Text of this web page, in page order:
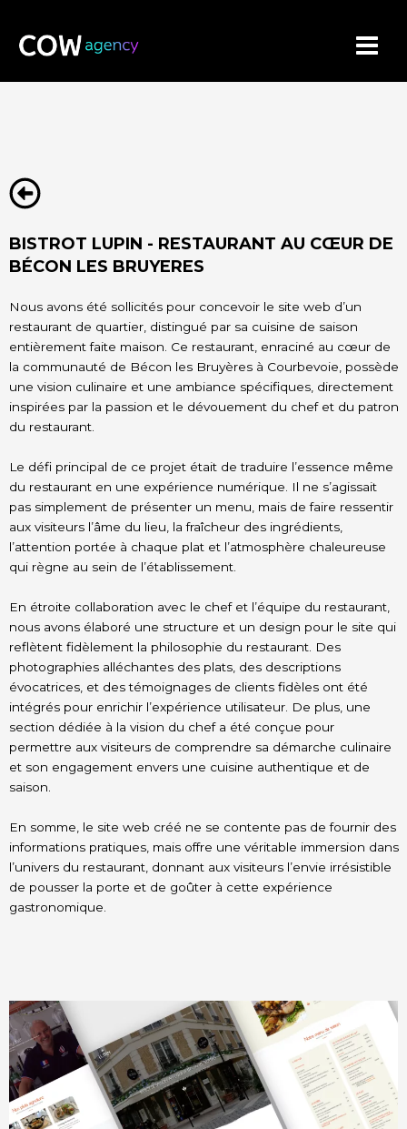
contenu
BISTROT LUPIN - RESTAURANT AU CŒUR DE
BÉCON LES BRUYERES
Nous avons été sollicités pour concevoir le site web d’un
restaurant de quartier, distingué par sa cuisine de saison
entièrement faite maison. Ce restaurant, enraciné au cœur de
la communauté de Bécon les Bruyères à Courbevoie, possède
une vision culinaire et une ambiance spécifiques, directement
inspirées par la passion et le dévouement du chef et du patron
du restaurant.
Le défi principal de ce projet était de traduire l’essence même
du restaurant en une expérience numérique. Il ne s’agissait
pas simplement de présenter un menu, mais de faire ressentir
aux visiteurs l’âme du lieu, la fraîcheur des ingrédients,
l’attention portée à chaque plat et l’atmosphère chaleureuse
qui règne au sein de l’établissement.
En étroite collaboration avec le chef et l’équipe du restaurant,
nous avons élaboré une structure et un design pour le site qui
reflètent fidèlement la philosophie du restaurant. Des
photographies alléchantes des plats, des descriptions
évocatrices, et des témoignages de clients fidèles ont été
intégrés pour enrichir l’expérience utilisateur. De plus, une
section dédiée à la vision du chef a été conçue pour
permettre aux visiteurs de comprendre sa démarche culinaire
et son engagement envers une cuisine authentique et de
saison.
En somme, le site web créé ne se contente pas de fournir des
informations pratiques, mais offre une véritable immersion dans
l’univers du restaurant, donnant aux visiteurs l’envie irrésistible
de pousser la porte et de goûter à cette expérience
gastronomique.